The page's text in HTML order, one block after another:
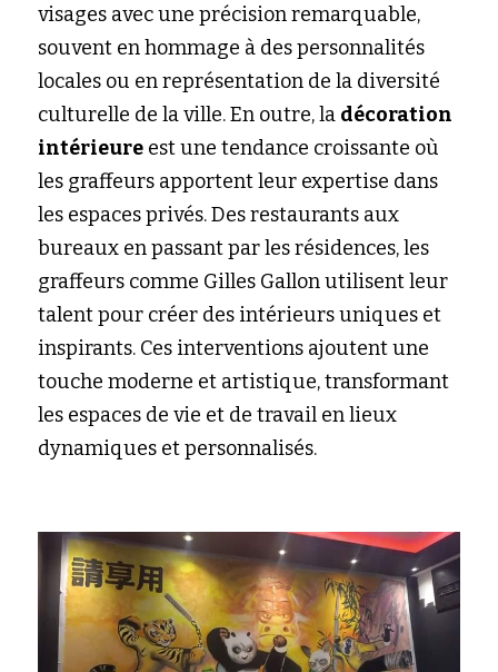
visages avec une précision remarquable,
souvent en hommage à des personnalités
locales ou en représentation de la diversité
culturelle de la ville. En outre, la décoration
intérieure est une tendance croissante où
les graffeurs apportent leur expertise dans
les espaces privés. Des restaurants aux
bureaux en passant par les résidences, les
graffeurs comme Gilles Gallon utilisent leur
talent pour créer des intérieurs uniques et
inspirants. Ces interventions ajoutent une
touche moderne et artistique, transformant
les espaces de vie et de travail en lieux
dynamiques et personnalisés.